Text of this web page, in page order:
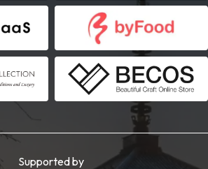
Supported by